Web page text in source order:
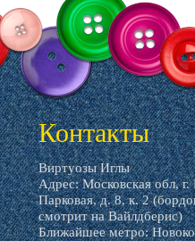
Контакты
Виртуозы Иглы
Адрес: Московская обл, г.
Парковая, д. 8, к. 2
смотрит на Вайлдберис)
Ближайшее метро: